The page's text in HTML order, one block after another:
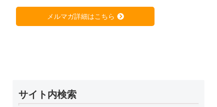
メルマガ詳細はこちら
サイト内検索